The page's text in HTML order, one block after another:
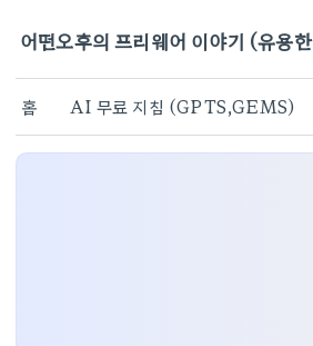
어떤오후의 프리웨어 이야기 (유용
홈 AI 무료 지침 (GPTS,GEMS)